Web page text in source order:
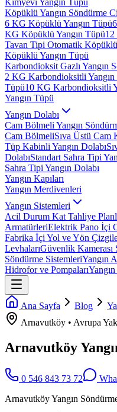
Köpüklü Yangın Söndürme
6 KG Köpüklü Yangın Tüpü
KG Köpüklü Yangın Tüpü12
Tavan Tipi Otomatik Köpüklü
Köpüklü Yangın Tüpü
Karbondioksit Gazlı Yangın
2 KG Karbondioksitli Yangın
Tüpü10 KG Karbondioksitli
Yangın Tüpü
Yangın Dolabı
Cam Bölmeli Yangın
Cam BölmeliSıva Üstü Cam
Tüp Kabinli Yangın Dolabı
DolabıStandart Sahra Tipi
Sahra Tipi Yangın Dolabı
Yangın Kapıları
Yangın Merdivenleri
Yangın Sistemleri
Acil Durum Kat Tahliye
ArmatürleriElektrik Pano İçi
Fabrika İçi Yol ve Yön
LevhalarıGüvenlik Kamerası
Söndürme SistemleriYangın
Hidrofor ve Pompaları
Ana Sayfa Blog
Arnavutköy • Avrupa
Arnavutköy
0 546 843 73 72
Arnavutköy Yangın